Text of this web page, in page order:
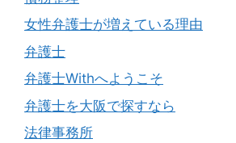
女性弁護士が増えている理由
弁護士
弁護士Withへようこそ
弁護士を大阪で探すなら
法律事務所